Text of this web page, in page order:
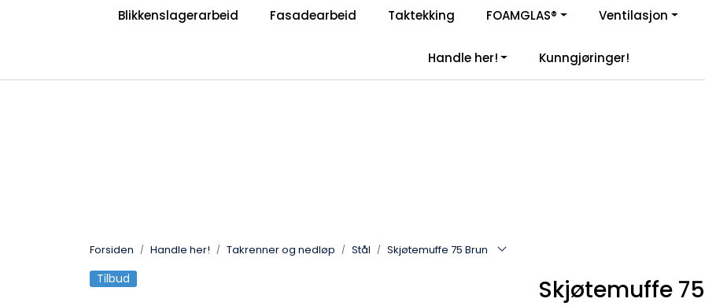
Skip to main content
Enkelt kjøp, hentes i butikk (Sandefjord)
Blikkenslagerarbeid Fasadearbeid Taktekking FOAMGLAS® Ventilasjon
Handle her! Kunngjøringer!
Forsiden Handle her! Takrenner og nedløp Stål Skjøtemuffe 75 Brun
Tilbud Skjøtemuffe